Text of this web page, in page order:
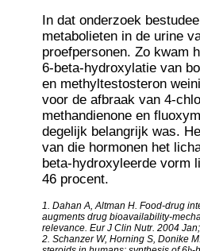
In dat onderzoek
metabolieten in de urine
proefpersonen. Zo kwam
6-beta-hydroxylatie van
en methyltestosteron
voor de afbraak van 4-
methandienone en
degelijk belangrijk was.
van die hormonen het
beta-hydroxyleerde vorm
46 procent.
1. Dahan A, Altman H. Food-drug
augments drug bioavailability-
relevance. Eur J Clin Nutr. 2004
2. Schanzer W, Horning S, Donike